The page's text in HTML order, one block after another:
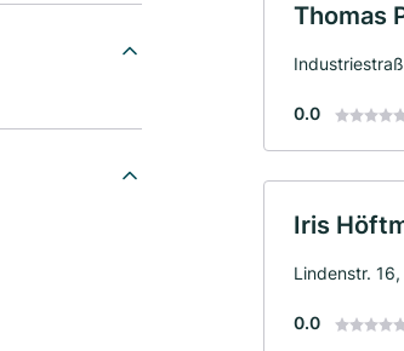
Thomas
0.0
Iris
Lindenstr.
0.0